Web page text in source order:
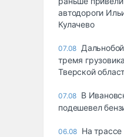
автодороги
Кулачево
07.08
тремя
Тверской
07.08 В
подешевел
06.08 На трассе